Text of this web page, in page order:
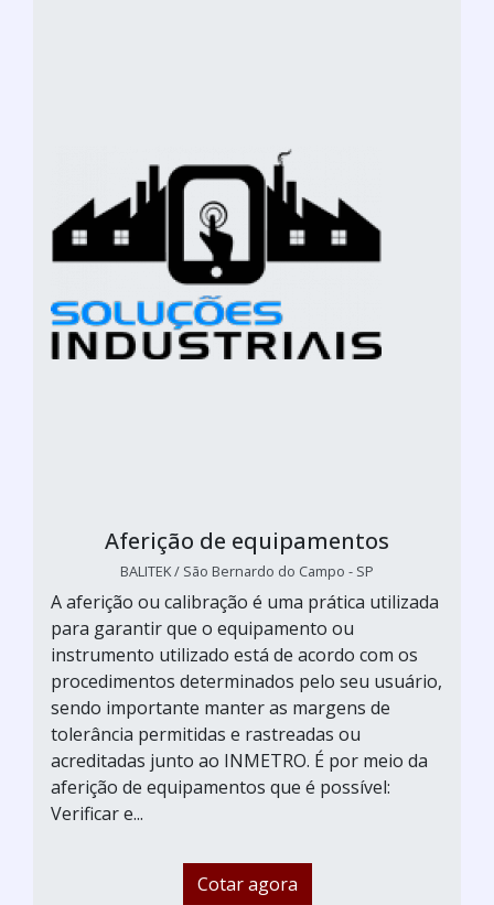
Aferição de equipamentos
BALITEK / São Bernardo do Campo - SP
A aferição ou calibração é uma prática utilizada
para garantir que o equipamento ou
instrumento utilizado está de acordo com os
procedimentos determinados pelo seu usuário,
sendo importante manter as margens de
tolerância permitidas e rastreadas ou
acreditadas junto ao INMETRO. É por meio da
aferição de equipamentos que é possível:
Verificar e...
Cotar agora